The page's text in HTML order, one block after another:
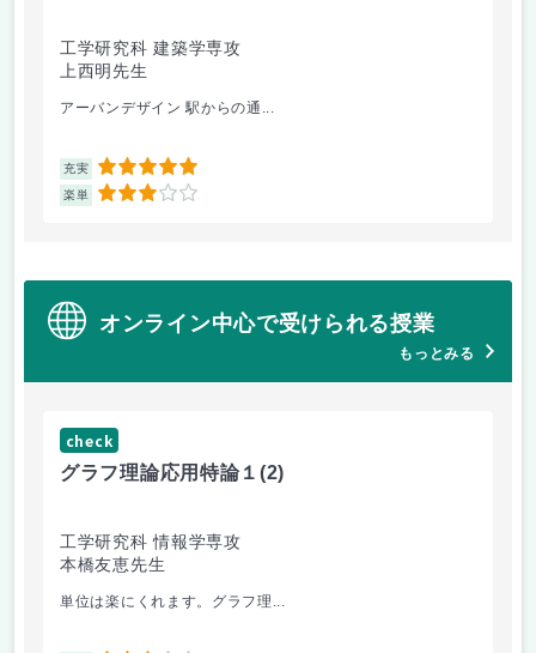
工学研究科 建築学専攻
上西明先生
アーバンデザイン 駅からの通...
充実 5
楽単 3
オンライン中心で受けられる授業
もっとみる
check
グラフ理論応用特論１ (2)
工学研究科 情報学専攻
本橋友恵先生
単位は楽にくれます。グラフ理...